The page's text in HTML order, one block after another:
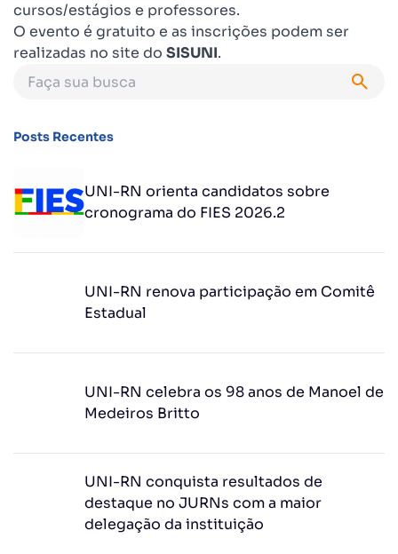
cursos/estágios e professores.
O evento é gratuito e as inscrições podem ser
realizadas no site do SISUNI.
Posts Recentes
UNI-RN orienta candidatos sobre
cronograma do FIES 2026.2
UNI-RN renova participação em Comitê
Estadual
UNI-RN celebra os 98 anos de Manoel de
Medeiros Britto
UNI-RN conquista resultados de
destaque no JURNs com a maior
delegação da instituição